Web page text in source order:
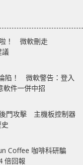
！ 微軟刪走
議
陷！ 微軟警告：登入
軟件一併中招
門攻擊 主機板控制器
Coffee 咖啡科研騙
倍回報